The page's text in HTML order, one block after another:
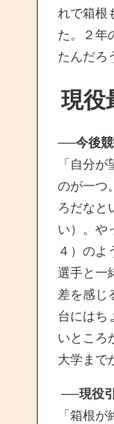
れで箱根
た。２年
たんだろ
現役
──今後競
「自分
のが一つ
ろだなと
い）。や
４）のよ
選手と一
差を感じ
台にはち
いところ
大学まで
──現役
「箱根